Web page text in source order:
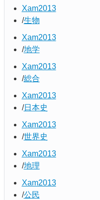
Xam2013
生物
Xam2013
地学
Xam2013
総合
Xam2013
日本史
Xam2013
世界史
Xam2013
地理
Xam2013
公民